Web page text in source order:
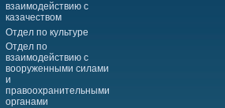
взаимодействию с
казачеством
Отдел по культуре
Отдел по
взаимодействию с
вооруженными силами
и
правоохранительными
органами